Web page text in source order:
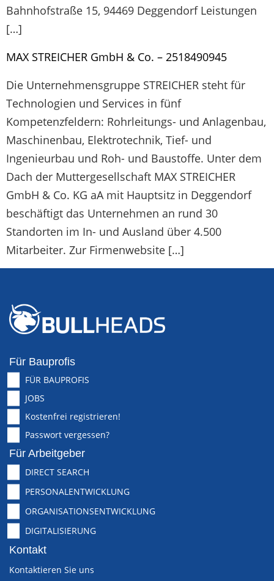
Bahnhofstraße 15, 94469 Deggendorf Leistungen
[…]
MAX STREICHER GmbH & Co. – 2518490945
Die Unternehmensgruppe STREICHER steht für
Technologien und Services in fünf
Kompetenzfeldern: Rohrleitungs- und Anlagenbau,
Maschinenbau, Elektrotechnik, Tief- und
Ingenieurbau und Roh- und Baustoffe. Unter dem
Dach der Muttergesellschaft MAX STREICHER
GmbH & Co. KG aA mit Hauptsitz in Deggendorf
beschäftigt das Unternehmen an rund 30
Standorten im In- und Ausland über 4.500
Mitarbeiter. Zur Firmenwebsite […]
Für Bauprofis
FÜR BAUPROFIS
JOBS
Kostenfrei registrieren!
Passwort vergessen?
Für Arbeitgeber
DIRECT SEARCH
PERSONALENTWICKLUNG
ORGANISATIONSENTWICKLUNG
DIGITALISIERUNG
Kontakt
Kontaktieren Sie uns